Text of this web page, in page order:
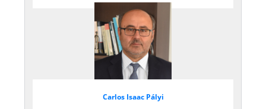
Carlos Isaac Pályi